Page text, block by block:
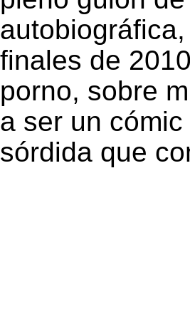
finales de
porno, sobre
a ser un
sórdida que